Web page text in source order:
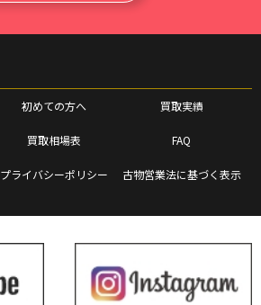
初めての方へ 買取実績
買取相場表 FAQ
プライバシーポリシー 古物営業法に基づく表示